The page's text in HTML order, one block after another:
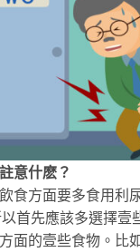
意什麽？
方面要多食用利
首先應該多選擇壹
面的壹些食物。比